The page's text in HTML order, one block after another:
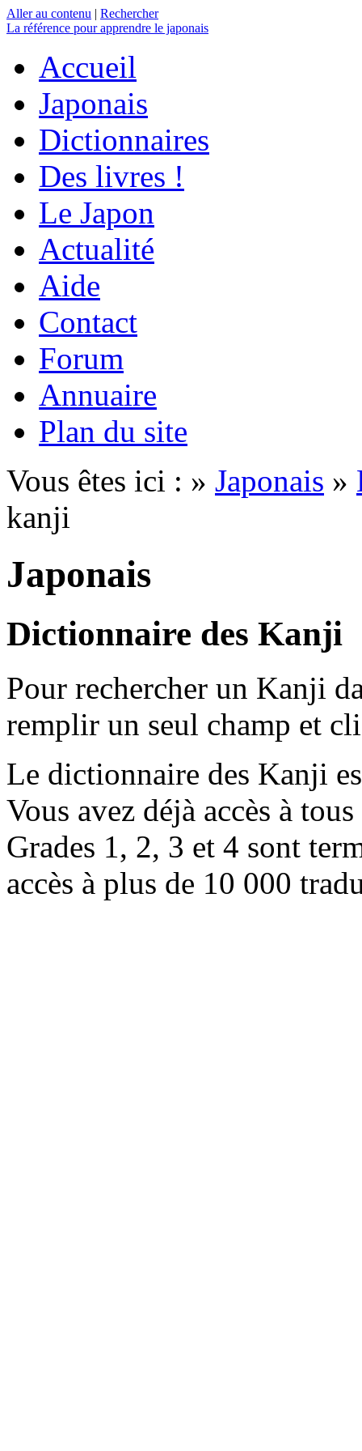
Aller au contenu | Rechercher
La référence pour apprendre le japonais
Accueil
Japonais
Dictionnaires
Des livres !
Le Japon
Actualité
Aide
Contact
Forum
Annuaire
Plan du site
Vous êtes ici : » Japonais »
kanji
Japonais
Dictionnaire des Kanji
Pour rechercher un Kanji
remplir un seul champ et
Le dictionnaire des Kanji
Vous avez déjà accès à
Grades 1, 2, 3 et 4 sont
accès à plus de 10 000